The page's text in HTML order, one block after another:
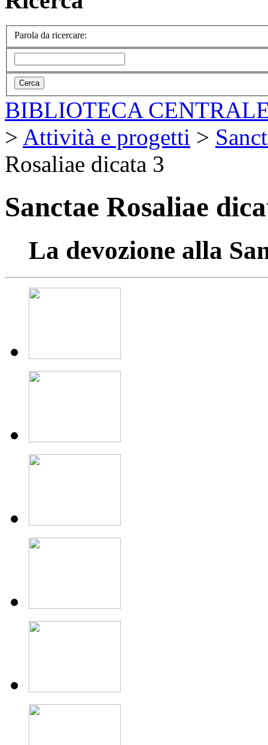
Parola da ricercare:
BIBLIOTECA
> Attività e progetti >
Rosaliae dicata 3
Sanctae Rosaliae
La devozione alla